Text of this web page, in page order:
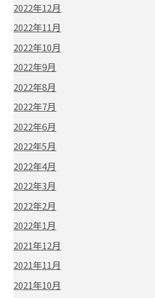
2022年12月
2022年11月
2022年10月
2022年9月
2022年8月
2022年7月
2022年6月
2022年5月
2022年4月
2022年3月
2022年2月
2022年1月
2021年12月
2021年11月
2021年10月